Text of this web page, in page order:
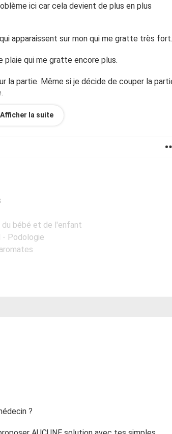
ici car cela devient de plus en plus
apparaissent sur mon qui me gratte très fort.
plaie qui me gratte encore plus.
la partie. Même si je décide de couper la
Afficher la suite
bébé et de l'enfant
- Podologie
?